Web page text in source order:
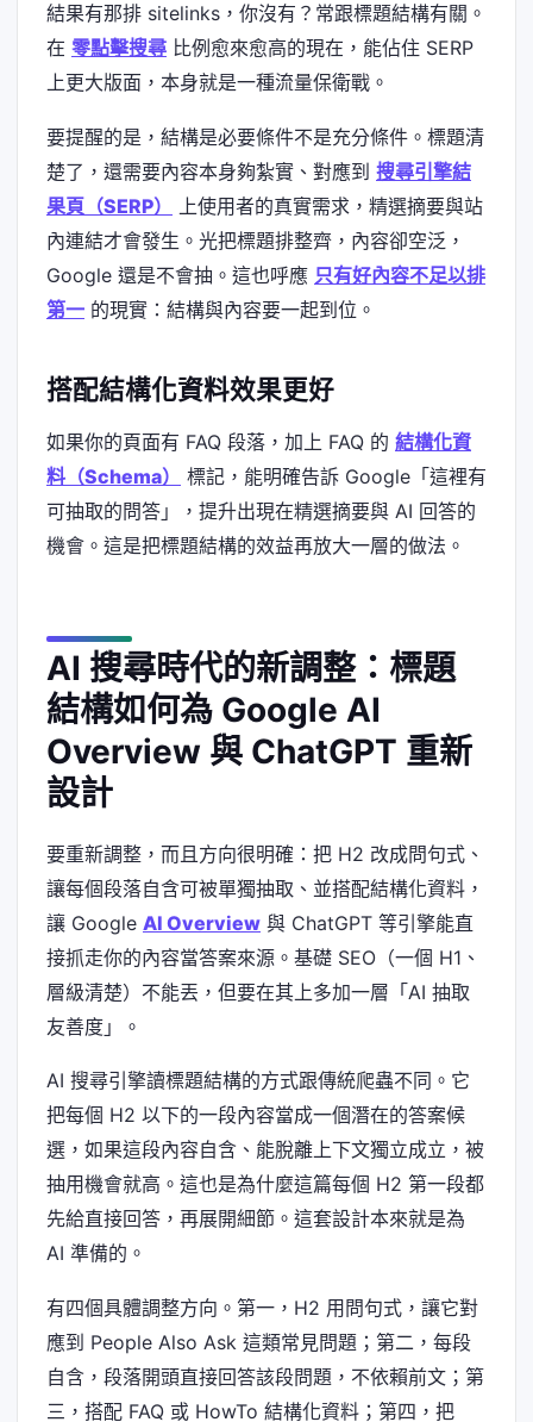
結果有那排 sitelinks，你沒有？常跟標題結構有關。
在 零點擊搜尋 比例愈來愈高的現在，能佔住 SERP
上更大版面，本身就是一種流量保衛戰。
要提醒的是，結構是必要條件不是充分條件。標題清
楚了，還需要內容本身夠紮實、對應到 搜尋引擎結
果頁（SERP）
上使用者的真實需求，精選摘要與站
內連結才會發生。光把標題排整齊，內容卻空泛，
Google 還是不會抽。這也呼應 只有好內容不足以排
第一 的現實：結構與內容要一起到位。
搭配結構化資料效果更好
如果你的頁面有 FAQ 段落，加上 FAQ 的 結構化資
料（Schema）
標記，能明確告訴 Google「這裡有
可抽取的問答」，提升出現在精選摘要與 AI 回答的
機會。這是把標題結構的效益再放大一層的做法。
AI 搜尋時代的新調整：標題
結構如何為 Google AI
Overview 與 ChatGPT 重新
設計
要重新調整，而且方向很明確：把 H2 改成問句式、
讓每個段落自含可被單獨抽取、並搭配結構化資料，
讓 Google AI Overview 與 ChatGPT 等引擎能直
接抓走你的內容當答案來源。基礎 SEO（一個 H1、
層級清楚）不能丟，但要在其上多加一層「AI 抽取
友善度」。
AI 搜尋引擎讀標題結構的方式跟傳統爬蟲不同。它
把每個 H2 以下的一段內容當成一個潛在的答案候
選，如果這段內容自含、能脫離上下文獨立成立，被
抽用機會就高。這也是為什麼這篇每個 H2 第一段都
先給直接回答，再展開細節。這套設計本來就是為
AI 準備的。
有四個具體調整方向。第一，H2 用問句式，讓它對
應到 People Also Ask 這類常見問題；第二，每段
自含，段落開頭直接回答該段問題，不依賴前文；第
三，搭配 FAQ 或 HowTo 結構化資料；第四，把